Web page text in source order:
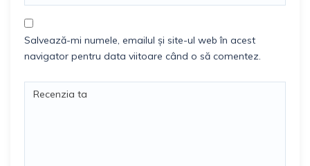
Salvează-mi numele, emailul și site-ul web în acest
navigator pentru data viitoare când o să comentez.